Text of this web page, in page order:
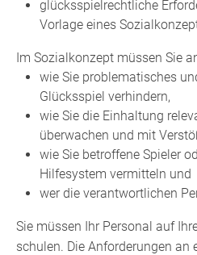
glücksspielrechtliche
Vorlage eines
Im Sozialkonzept müssen Sie
wie Sie problematisches
Glücksspiel verhindern,
wie Sie die Einhaltung
überwachen und mit
wie Sie betroffene Spieler
Hilfesystem vermitteln und
wer die verantwortlichen
Sie müssen Ihr Personal auf
schulen. Die Anforderungen an